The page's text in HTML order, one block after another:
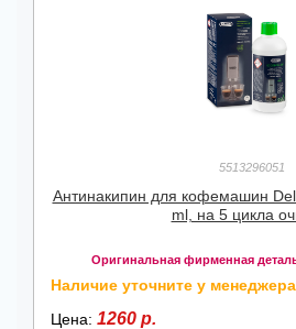
5513296051
Антинакипин для кофемашин
ml, на 5 цикла
Оригинальная фирменная
Наличие уточните у менеджера
Цена: 1260 р.